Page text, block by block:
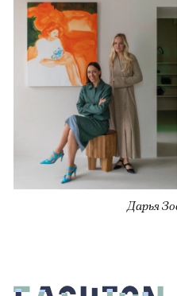
Дарья